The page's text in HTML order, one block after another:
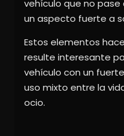
vehículo que no
un aspecto fuerte a
Estos elementos
resulte interesante
vehículo con un
uso mixto entre la
ocio.